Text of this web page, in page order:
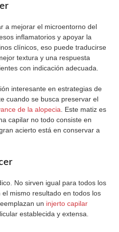
a mejorar el microentorno del
inflamatorios y apoyar la
clínicos, eso puede traducirse
textura y una respuesta
con indicación adecuada.
interesante en estrategias de
cuando se busca preservar el
de la alopecia . Este matiz es
capilar no todo consiste en
acierto está en conservar a
No sirven igual para todos los
mismo resultado en todos los
un injerto capilar
establecida y extensa.